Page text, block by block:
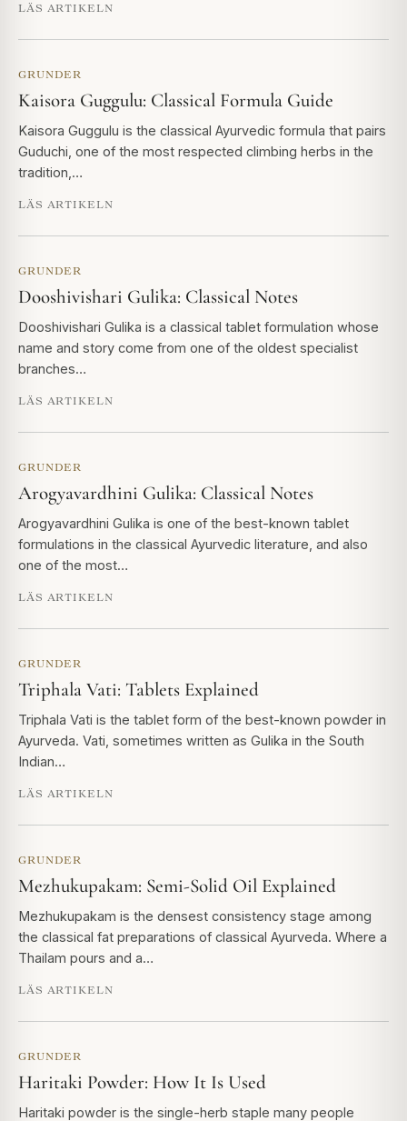
LÄS ARTIKELN
GRUNDER
Kaisora Guggulu: Classical Formula Guide
Kaisora Guggulu is the classical Ayurvedic formula that pairs
Guduchi, one of the most respected climbing herbs in the
tradition,…
LÄS ARTIKELN
GRUNDER
Dooshivishari Gulika: Classical Notes
Dooshivishari Gulika is a classical tablet formulation whose
name and story come from one of the oldest specialist
branches…
LÄS ARTIKELN
GRUNDER
Arogyavardhini Gulika: Classical Notes
Arogyavardhini Gulika is one of the best-known tablet
formulations in the classical Ayurvedic literature, and also
one of the most…
LÄS ARTIKELN
GRUNDER
Triphala Vati: Tablets Explained
Triphala Vati is the tablet form of the best-known powder in
Ayurveda. Vati, sometimes written as Gulika in the South
Indian…
LÄS ARTIKELN
GRUNDER
Mezhukupakam: Semi-Solid Oil Explained
Mezhukupakam is the densest consistency stage among
the classical fat preparations of classical Ayurveda. Where a
Thailam pours and a…
LÄS ARTIKELN
GRUNDER
Haritaki Powder: How It Is Used
Haritaki powder is the single-herb staple many people